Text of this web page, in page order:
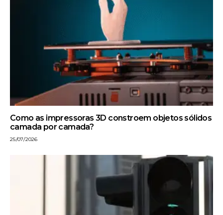
Como as impressoras 3D constroem objetos sólidos
camada por camada?
25/07/2026